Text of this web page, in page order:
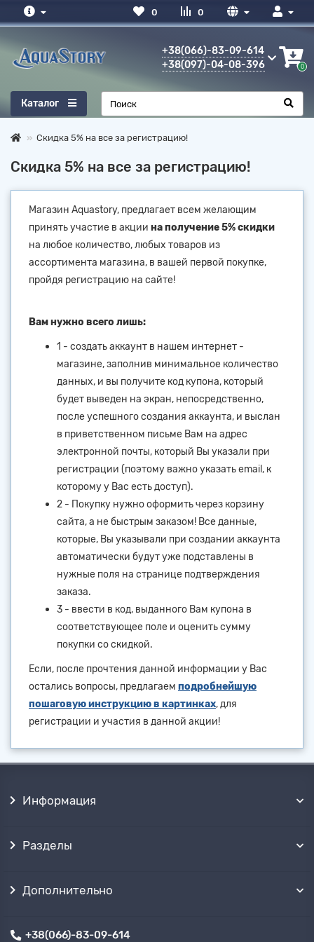
0
0
+38(066)-83-09-614
+38(097)-04-08-396
0
Каталог
Скидка 5% на все за регистрацию!
Скидка 5% на все за регистрацию!
Магазин Aquastory, предлагает всем желающим
принять участие в акции на получение 5% скидки
на любое количество, любых товаров из
ассортимента магазина, в вашей первой покупке,
пройдя регистрацию на сайте!
Вам нужно всего лишь:
1 - создать аккаунт в нашем интернет -
магазине, заполнив минимальное количество
данных, и вы получите код купона, который
будет выведен на экран, непосредственно,
после успешного создания аккаунта, и выслан
в приветственном письме Вам на адрес
электронной почты, который Вы указали при
регистрации (поэтому важно указать email, к
которому у Вас есть доступ).
2 - Покупку нужно оформить через корзину
сайта, а не быстрым заказом! Все данные,
которые, Вы указывали при создании аккаунта
автоматически будут уже подставлены в
нужные поля на странице подтверждения
заказа.
3 - ввести в код, выданного Вам купона в
соответствующее поле и оценить сумму
покупки со скидкой.
Если, после прочтения данной информации у Вас
остались вопросы, предлагаем подробнейшую
пошаговую инструкцию в картинках, для
регистрации и участия в данной акции!
Информация
Разделы
Дополнительно
+38(066)-83-09-614